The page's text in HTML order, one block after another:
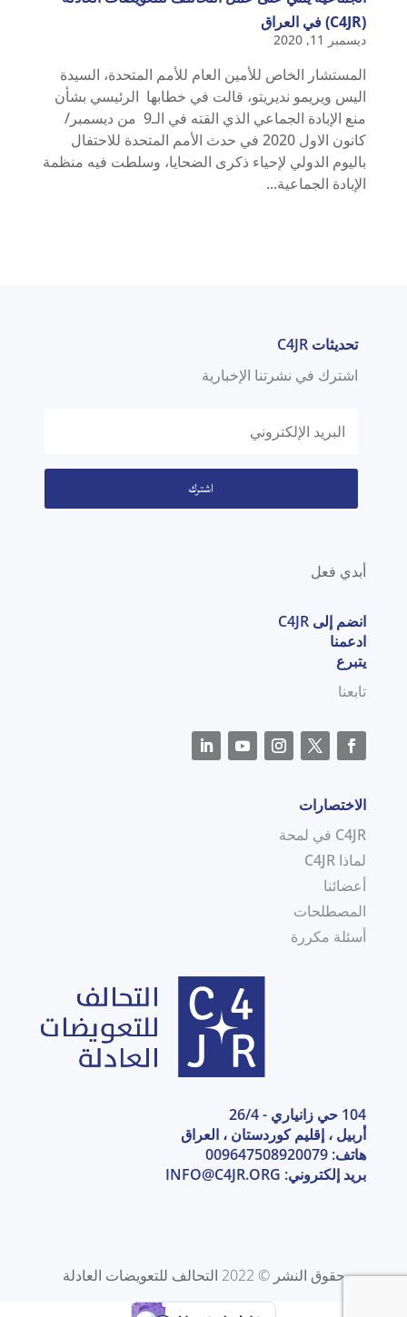
(C4JR) في العراق
ديسمبر 11, 2020
المستشار الخاص للأمين العام للأمم المتحدة، السيدة
اليس ويريمو نديريتو، قالت في خطابها الرئيسي بشأن
منع الإبادة الجماعي الذي القته في الـ9 من ديسمبر/
كانون الاول 2020 في حدث الأمم المتحدة للاحتفال
باليوم الدولي لإحياء ذكرى الضحايا، وسلطت فيه منظمة
الإبادة الجماعية...
تحديثات C4JR
اشترك في نشرتنا الإخبارية
اشترك
أبدي فعل
انضم إلى C4JR
ادعمنا
يتبرع
تابعنا
الاختصارات
C4JR في لمحة
لماذا C4JR
أعضائنا
المصطلحات
أسئلة مكررة
104 حي زانياري - 26/4
أربيل ، إقليم كوردستان ، العراق
هاتف: 009647508920079
بريد إلكتروني: INFO@C4JR.ORG
حقوق النشر © 2022 التحالف للتعويضات العادلة